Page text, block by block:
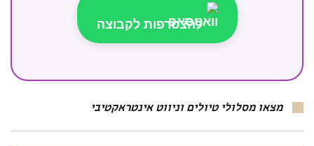
להצטרפות לקבוצה
מצאו מסלולי טיולים וניווט אינטראקטיבי